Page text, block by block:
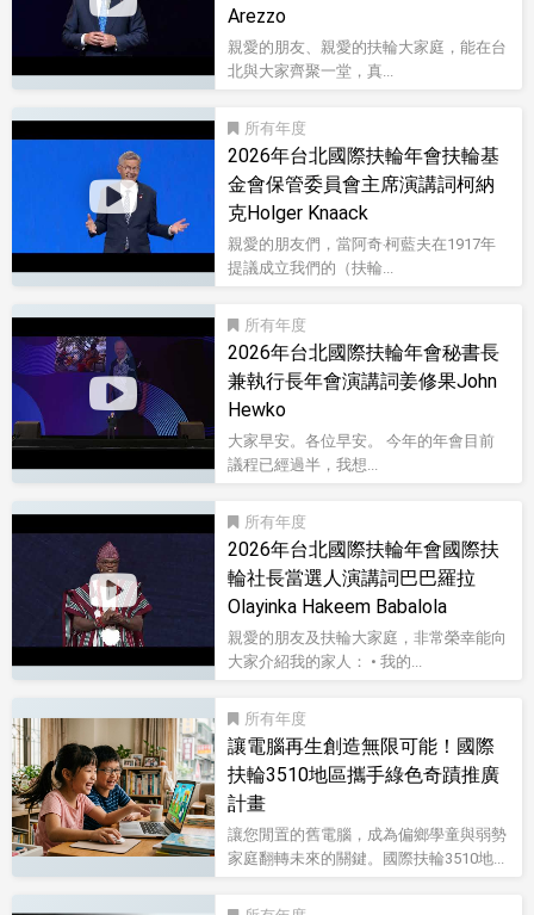
Arezzo
親愛的朋友、親愛的扶輪大家庭，能在台
北與大家齊聚一堂，真...
所有
2026年台北國際扶輪年會扶輪基
金會保管委員會主席演講詞柯納
克Holger Knaack
親愛的朋友們，當阿奇‧柯藍夫在1917年
提議成立我們的（扶輪...
所有
2026年台北國際扶輪年會秘書長
兼執行長年會演講詞姜修果John
Hewko
大家早安。各位早安。 今年的年會目前
議程已經過半，我想...
所有
2026年台北國際扶輪年會國際扶
輪社長當選人演講詞巴巴羅拉
Olayinka Hakeem Babalola
親愛的朋友及扶輪大家庭，非常榮幸能向
大家介紹我的家人： • 我的...
所有
讓電腦再生創造無限可能！國際
扶輪3510地區攜手綠色奇蹟推廣
計畫
讓您閒置的舊電腦，成為偏鄉學童與弱勢
家庭翻轉未來的關鍵。國際扶輪3510地...